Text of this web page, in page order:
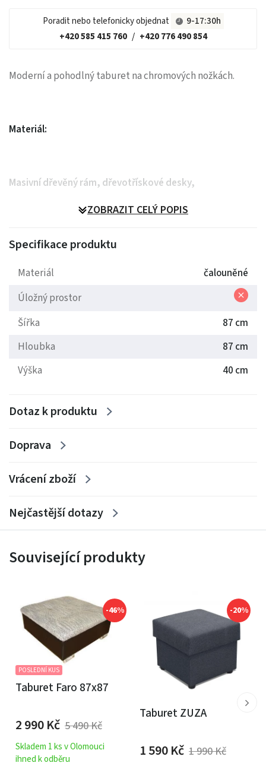
Poradit nebo telefonicky objednat
9-17:30h
+420 585 415 760 / +420 776 490 854
Moderní a pohodlný taburet na chromových nožkách.
Materiál:
Masivní dřevěný rám, dřevotřískové desky,
Sedací část: vlnitá pružina(falista), PUR pěna T-35
Kovová nožka 5cm.
Tolerance: rozměry se mohou lišit od skutečných, v
ZOBRAZIT CELÝ POPIS
Specifikace produktu
Materiál
čalouněné
Úložný prostor
Šířka
87 cm
Hloubka
87 cm
Výška
40 cm
Dotaz k produktu
Doprava
Vrácení zboží
Nejčastější dotazy
Související produkty
-46%
POSLEDNÍ KUS
Taburet Faro 87x87
2 990Kč 5 490Kč
Skladem 1 ks v Olomouci
ihned k odběru
-20%
Taburet ZUZA
1 590Kč 1 990Kč